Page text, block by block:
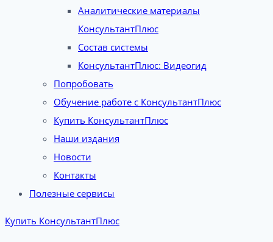
Аналитические материалы
КонсультантПлюс
Состав системы
КонсультантПлюс: Видеогид
Попробовать
Обучение работе с КонсультантПлюс
Купить КонсультантПлюс
Наши издания
Новости
Контакты
Полезные сервисы
Купить КонсультантПлюс